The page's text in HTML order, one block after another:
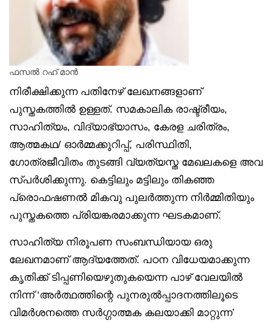
ഫസല്‍ റഹ് മാന്‍
നിരീക്ഷിക്കുന്ന പതിനേഴ് ലേഖനങ്ങളാണ്‌
പുസ്തകത്തില്‍ ഉള്ളത്. സമകാലിക രാഷ്ട്രീയം,
സാഹിത്യം, വിദ്യാഭ്യാസം, കേരള ചരിത്രം,
ആത്മകഥ/ ഓര്‍മ്മക്കുറിപ്പ്, പരിസ്ഥിതി,
ഗോത്രജീവിതം തുടങ്ങി വ്യത്യസ്ത മേഖലകളെ അവ
സ്പര്‍ശിക്കുന്നു. കെട്ടിലും മട്ടിലും തികഞ്ഞ
പ്രൊഫഷണല്‍ മികവു പുലര്‍ത്തുന്ന നിര്‍മ്മിതിയും
പുസ്തകത്തെ പ്രിയങ്കരമാക്കുന്ന ഘടകമാണ്.
സാഹിത്യ നിരൂപണ സംബന്ധിയായ ഒരു
ലേഖനമാണ് ആദ്യത്തേത്. പഠന വിധേയമാക്കുന്ന
കൃതിക്ക് ടിപ്പണിയെഴുതുകയെന്ന പാഴ് വേലയില്‍
നിന്ന് ‘അര്‍ത്ഥത്തിന്റെ പുനരുല്‍പ്പാദനത്തിലൂടെ
വിമര്‍ശനത്തെ സര്‍ഗ്ഗാത്മക കലയാക്കി മാറ്റുന്ന’